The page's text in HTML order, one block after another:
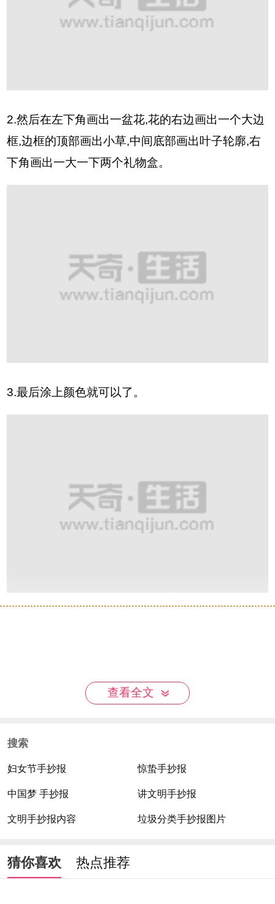
2.然后在左下角画出一盆花,花的右边画出一个大边
框,边框的顶部画出小草,中间底部画出叶子轮廓,右
下角画出一大一下两个礼物盒。
3.最后涂上颜色就可以了。
查看全文
搜索
妇女节手抄报 惊蛰手抄报
中国梦 手抄报 讲文明手抄报
文明手抄报内容 垃圾分类手抄报图片
猜你喜欢 热点推荐